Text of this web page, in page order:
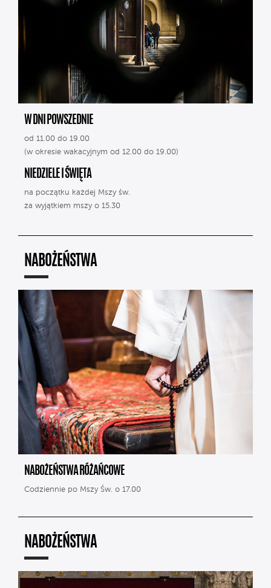
W DNI POWSZEDNIE
od 11.00 do 19.00
(w okresie wakacyjnym od 12.00 do 19.00)
NIEDZIELE I ŚWIĘTA
na początku każdej Mszy św.
za wyjątkiem mszy o 15.30
NABOŻEŃSTWA
NABOŻEŃSTWA RÓŻAŃCOWE
Codziennie po Mszy Św. o 17.00
NABOŻEŃSTWA